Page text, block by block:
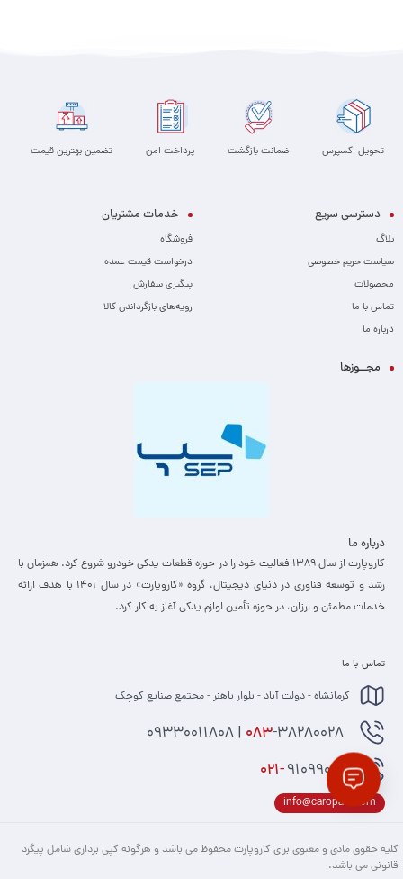
تحویل اکسپرس ضمانت بازگشت پرداخت امن تضمین بهترین قیمت
دسترسی سریع
بلاگ
سیاست حریم خصوصی
محصولات
تماس با ما
درباره ما
خدمات مشتریان
فروشگاه
درخواست قیمت عمده
پیگیری سفارش
رویه‌های بازگرداندن کالا
مجــوزها
درباره ما
کاروپارت از سال ۱۳۸۹ فعالیت خود را در حوزه قطعات یدکی خودرو شروع کرد. همزمان با
رشد و توسعه فناوری در دنیای دیجیتال، گروه «کاروپارت» در سال ۱۴۰۱ با هدف ارائه
خدمات مطمئن و ارزان، ­در حوزه تأمین لوازم یدکی آغاز به کار کرد.
تماس با ما
کرمانشاه - دولت آباد - بلوار باهنر - مجتمع صنایع کوچک
-38280028 | 09330011808
021-91099074
info@caropart.com
کلیه حقوق مادی و معنوی برای کاروپارت محفوظ می باشد و هرگونه کپی برداری شامل پیگرد
قانونی می باشد.